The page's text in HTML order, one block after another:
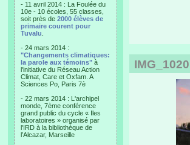
- 11 avril 2014 : La Foulée du
10e - 10 écoles, 55 classes,
soit près de 2000 élèves de
primaire courent pour
Tuvalu
- 24 mars 2014 :
"Changements climatiques:
la parole aux témoins" à
l'initiative du Réseau Action
Climat, Care et Oxfam. A
Sciences Po, Paris 7è
- 22 mars 2014 : L'archipel
monde, 7ème conférence
grand public du cycle « Iles
laboratoires » organisé par
l'IRD à la bibliothèque de
l’Alcazar, Marseille